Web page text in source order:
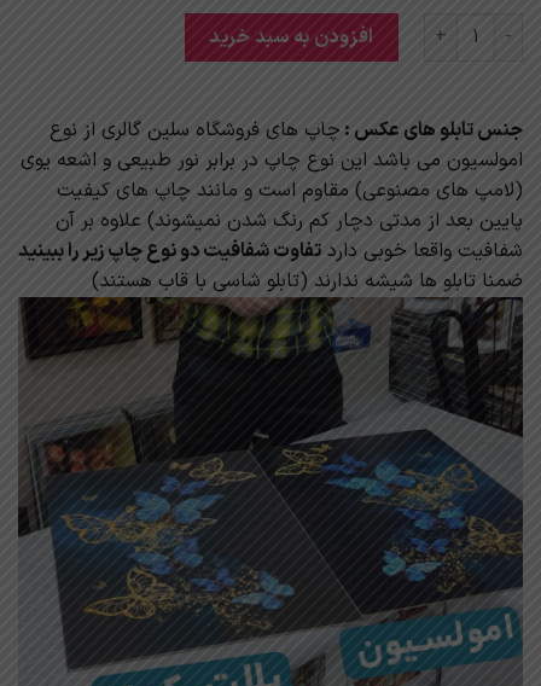
تابلو وان یکاد تم بنفش سوسنی مدرن سه تکه عدد
افزودن به سبد خرید
جنس تابلو های عکس : چاپ های فروشگاه سلین گالری از نوع
امولسیون می باشد این نوع چاپ در برابر نور طبیعی و اشعه یوی
(لامپ های مصنوعی) مقاوم است و مانند چاپ های کیفیت
پایین بعد از مدتی دچار کم رنگ شدن نمیشوند) علاوه بر آن
شفافیت واقعا خوبی دارد تفاوت شفافیت دو نوع چاپ زیر را ببینید
ضمنا تابلو ها شیشه ندارند (تابلو شاسی با قاب هستند)